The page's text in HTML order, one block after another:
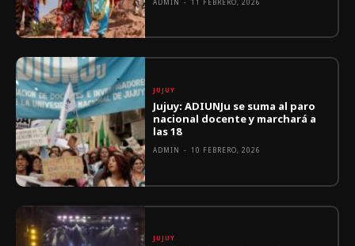
ADMIN - 11 FEBRERO, 2026
JUJUY
Jujuy: ADIUNJu se suma al paro
nacional docente y marchará a
las 18
ADMIN - 10 FEBRERO, 2026
JUJUY